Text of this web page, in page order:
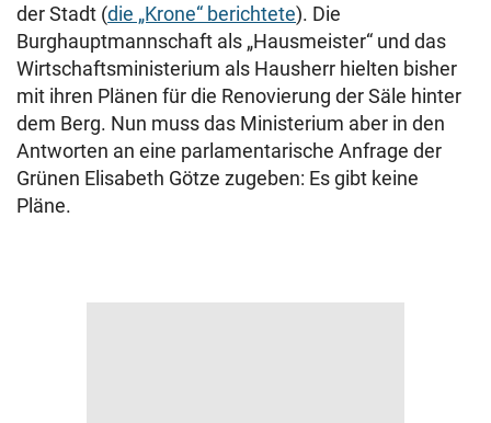
der Stadt (die „Krone“ berichtete). Die
Burghauptmannschaft als „Hausmeister“ und das
Wirtschaftsministerium als Hausherr hielten bisher
mit ihren Plänen für die Renovierung der Säle hinter
dem Berg. Nun muss das Ministerium aber in den
Antworten an eine parlamentarische Anfrage der
Grünen Elisabeth Götze zugeben: Es gibt keine
Pläne.